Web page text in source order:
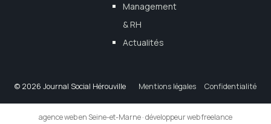
Management
& RH
Actualités
© 2026 Journal Social Hérouville Mentions légales Confidentialité
agence web en Seine-et-Marne·développeur web freelance